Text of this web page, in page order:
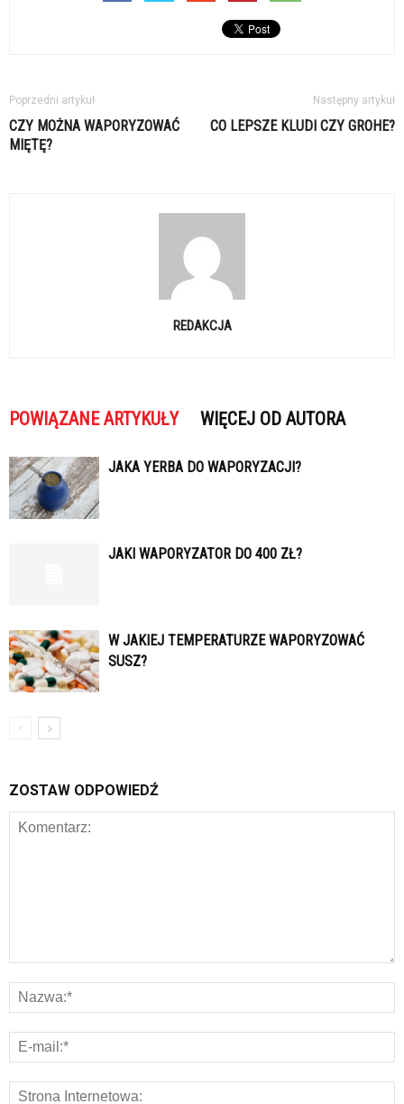
Poprzedni artykuł
CZY MOŻNA WAPORYZOWAĆ
MIĘTĘ?
Następny artykuł
CO LEPSZE KLUDI CZY GROHE?
REDAKCJA
POWIĄZANE ARTYKUŁY WIĘCEJ OD AUTORA
JAKA YERBA DO WAPORYZACJI?
JAKI WAPORYZATOR DO 400 ZŁ?
W JAKIEJ TEMPERATURZE WAPORYZOWAĆ
SUSZ?
ZOSTAW ODPOWIEDŹ